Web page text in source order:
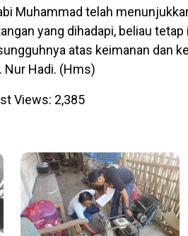
Muhammad telah
yang dihadapi, beliau
atas keimanan dan
Nur Hadi. (Hms)
Views: 2,385